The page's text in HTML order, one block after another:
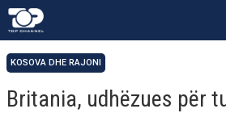
KOSOVA DHE RAJONI
Britania, udhëzues për